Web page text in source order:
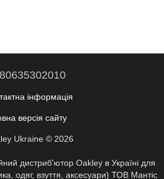
інформація
версія сайту
Ukraine © 2026
дистриб'ютор Oakley в Україні для
одяг, взуття, аксесуари) ТОВ Мантіс